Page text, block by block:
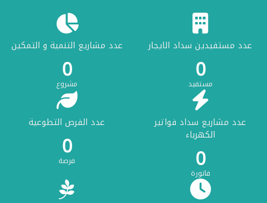
عدد مستفيدين سداد الايجار
0
مستفيد
عدد مشاريع التنمية و التمكين
0
مشروع
عدد مشاريع سداد فواتير
الكهرباء
0
فاتورة
عدد الفرص التطوعية
0
فرصة